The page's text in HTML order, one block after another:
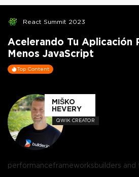
React Summit 2023
Acelerando Tu Aplicación
Menos JavaScript
Top Content
MIŠKO
HEVERY
QWIK CREATOR
performanceframeworksbuilders and